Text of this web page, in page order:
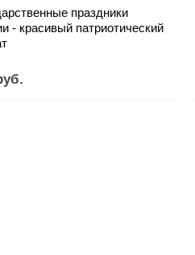
праздники
- красивый патриотический